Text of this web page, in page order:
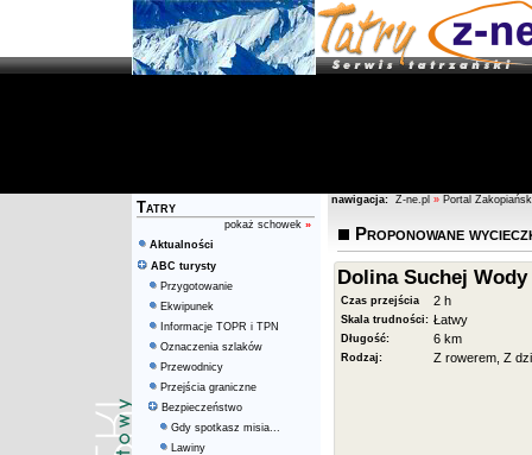
Tatry
pokaż schowek »
Aktualności
ABC turysty
Przygotowanie
Ekwipunek
Informacje TOPR i TPN
Oznaczenia szlaków
Przewodnicy
Przejścia graniczne
Bezpieczeństwo
Gdy spotkasz misia...
Lawiny
nawigacja: Z-ne.pl » Portal
Proponowane
Dolina Suchej
Czas przejścia 2 h
Skala trudności: Łatwy
Długość: 6 km
Rodzaj: Z rowerem, Z